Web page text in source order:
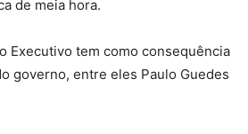
de meia hora.
Executivo tem como consequência
governo, entre eles Paulo Guedes